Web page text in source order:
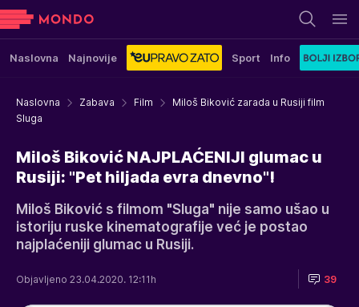
Naslovna Najnovije Sport Info
Naslovna Zabava Film
Miloš Biković zarada u Rusiji film
Sluga
Miloš Biković NAJPLAĆENIJI glumac u
Rusiji: "Pet hiljada evra dnevno"!
Miloš Biković s filmom "Sluga" nije samo ušao u
istoriju ruske kinematografije već je postao
najplaćeniji glumac u Rusiji.
Objavljeno 23.04.2020. 12:11h 39